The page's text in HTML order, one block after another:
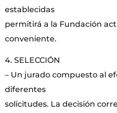
establecidas
permitirá a la Fundación
conveniente.
4. SELECCIÓN
– Un jurado compuesto al
diferentes
solicitudes. La decisión